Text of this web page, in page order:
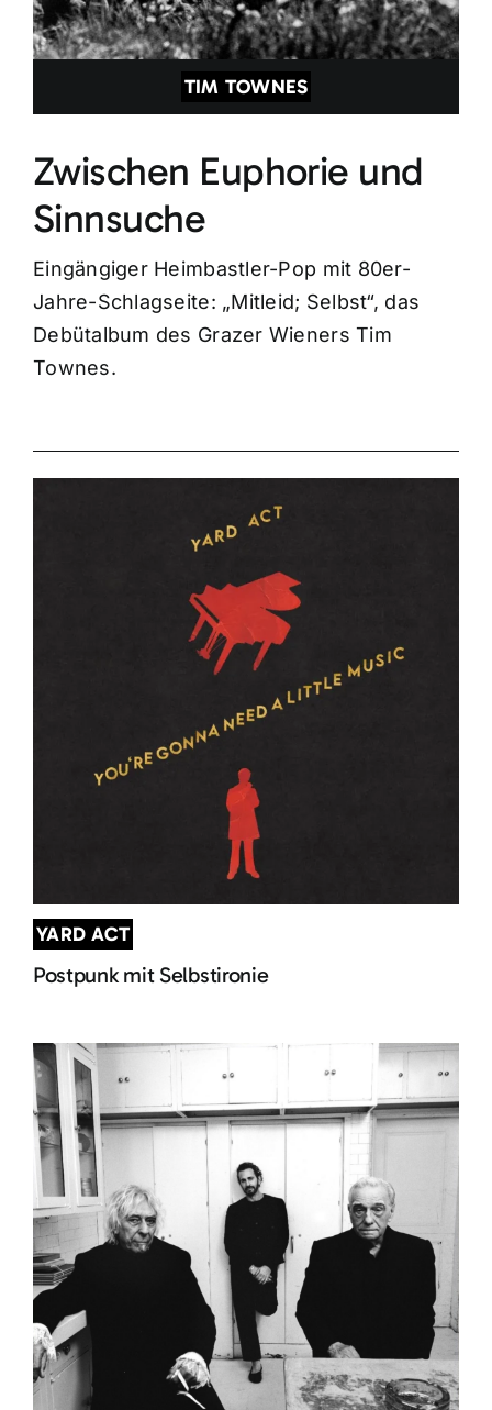
TIM TOWNES
Zwischen Euphorie und
Sinnsuche
Eingängiger Heimbastler-Pop mit 80er-
Jahre-Schlagseite: „Mitleid; Selbst“, das
Debütalbum des Grazer Wieners Tim
Townes.
YARD ACT
Postpunk mit Selbstironie